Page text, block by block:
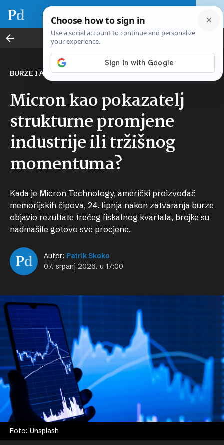
Poslovni vikend
BURZE I AI
Micron kao pokazatelj
strukturne promjene
industrije ili tržišnog
momentuma?
Kada je Micron Technology, američki proizvođač
memorijskih čipova, 24. lipnja nakon zatvaranja burze
objavio rezultate trećeg fiskalnog kvartala, brojke su
nadmašile gotovo sve procjene.
Autor: Patrik Skoko
07. srpanj 2026. u 17:00
Foto: Unsplash